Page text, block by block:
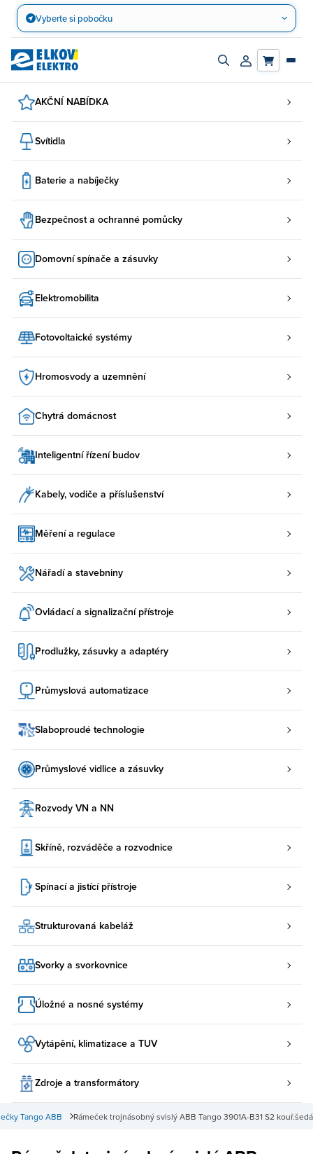
Přejít
obsah
Vyberte si pobočku
Zapnout/vypnout
Přihlásit/
AKČNÍ NABÍDKA
Svítidla
Baterie a nabíječky
Bezpečnost a ochranné pomůcky
Domovní spínače a zásuvky
Elektromobilita
Fotovoltaické systémy
Hromosvody a uzemnění
Chytrá domácnost
Inteligentní řízení budov
Kabely, vodiče a příslušenství
Měření a regulace
Nářadí a stavebniny
Ovládací a signalizační přístroje
Prodlužky, zásuvky a adaptéry
Průmyslová automatizace
Slaboproudé technologie
Průmyslové vidlice a zásuvky
Rozvody VN a NN
Skříně, rozváděče a rozvodnice
Spínací a jistící přístroje
Strukturovaná kabeláž
Svorky a svorkovnice
Úložné a nosné systémy
Vytápění, klimatizace a TUV
Zdroje a transformátory
Rámeček trojnásobný svislý ABB Tango 3901A-B31 S2 kouř.šedá
Tango ABB